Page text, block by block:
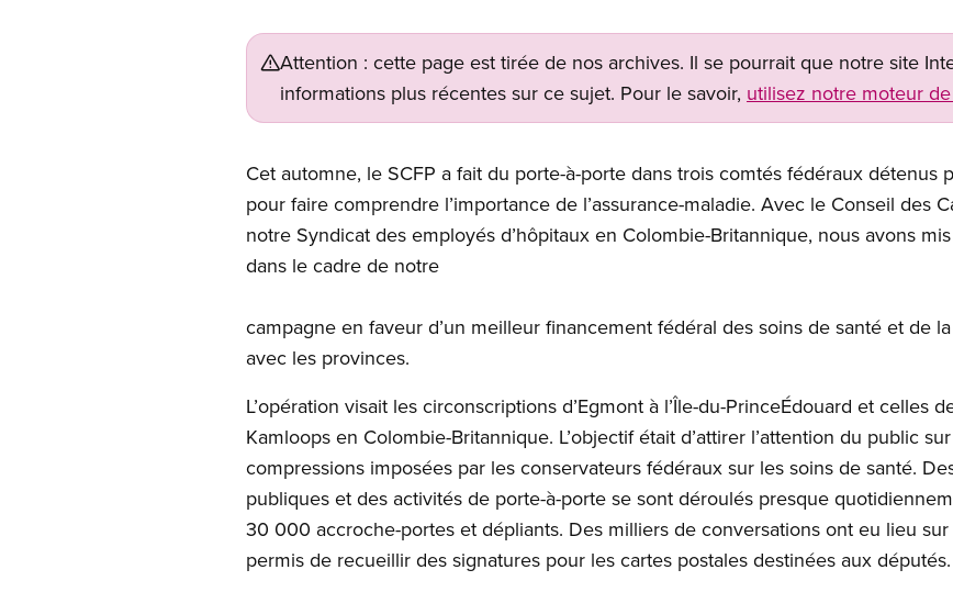
Attention : cette page est tirée de nos archives. Il se pourrait que notre site
informations plus récentes sur ce sujet. Pour le savoir, utilisez notre moteur
Open image in modal
Cet automne, le SCFP a fait du porte-à-porte dans trois comtés fédéraux détenus
pour faire comprendre l’importance de l’assurance-maladie. Avec le Conseil des
notre Syndicat des employés d’hôpitaux en Colombie-Britannique, nous avons
dans le cadre de notre
campagne en faveur d’un meilleur financement fédéral des soins de santé et de
avec les provinces.
L’opération visait les circonscriptions d’Egmont à l’Île-du-PrinceÉdouard et celles
Kamloops en Colombie-Britannique. L’objectif était d’attirer l’attention du public
compressions imposées par les conservateurs fédéraux sur les soins de santé.
publiques et des activités de porte-à-porte se sont déroulés presque
30 000 accroche-portes et dépliants. Des milliers de conversations ont eu lieu
permis de recueillir des signatures pour les cartes postales destinées aux députés.